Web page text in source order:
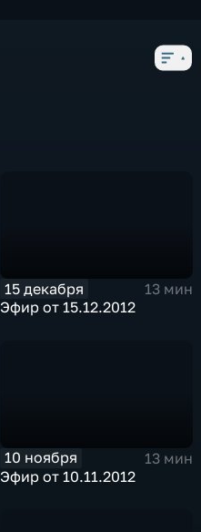
15 декабря
13 мин
Эфир от 15.12.2012
10 ноября
13 мин
Эфир от 10.11.2012